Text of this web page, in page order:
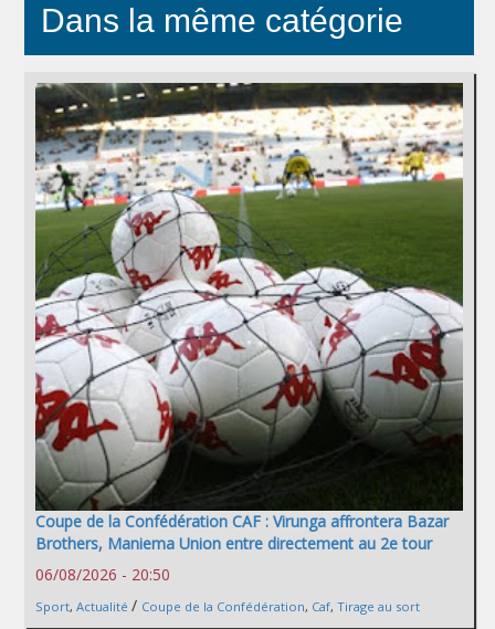
Dans la même catégorie
Coupe de la Confédération CAF : Virunga affrontera Bazar
Brothers, Maniema Union entre directement au 2e tour
06/08/2026 - 20:50
Sport, Actualité / Coupe de la Confédération, Caf, Tirage au sort